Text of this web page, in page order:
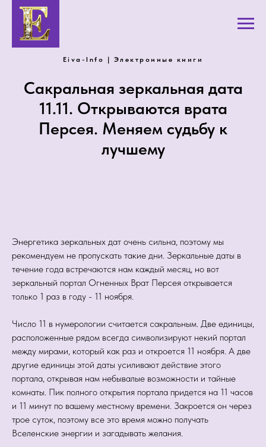
Eiva-Info | Электронные книги
Сакральная зеркальная дата
11.11. Открываются врата
Персея. Меняем судьбу к
лучшему
Энергетика зеркальных дат очень сильна, поэтому мы
рекомендуем не пропускать такие дни. Зеркальные даты в
течение года встречаются нам каждый месяц, но вот
зеркальный портал Огненных Врат Персея открывается
только 1 раз в году - 11 ноября.
Число 11 в нумерологии считается сакральным. Две единицы,
расположенные рядом всегда символизируют некий портал
между мирами, который как раз и откроется 11 ноября. А две
другие единицы этой даты усиливают действие этого
портала, открывая нам небывалые возможности и тайные
комнаты. Пик полного открытия портала придется на 11 часов
и 11 минут по вашему местному времени. Закроется он через
трое суток, поэтому все это время можно получать
Вселенские энергии и загадывать желания.